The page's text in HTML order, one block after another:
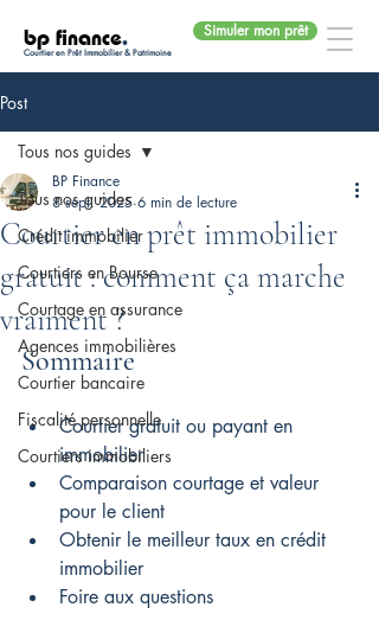
bp finance.
Courtier en Prêt Immobilier & Patrimoine
Simuler mon prêt
Post
Tous nos guides
Crédit immobilier
Courtiers en Bourse
Courtage en assurance
Agences immobilières
Courtier bancaire
Fiscalité personnelle
Courtiers immobiliers
Tous nos guides
Courtier en prêt immobilier
gratuit : comment ça marche
vraiment ?
BP Finance
8 sept. 2025 6 min de lecture
Sommaire
Courtier gratuit ou payant en
immobilier
Comparaison courtage et valeur
pour le client
Obtenir le meilleur taux en crédit
immobilier
Foire aux questions